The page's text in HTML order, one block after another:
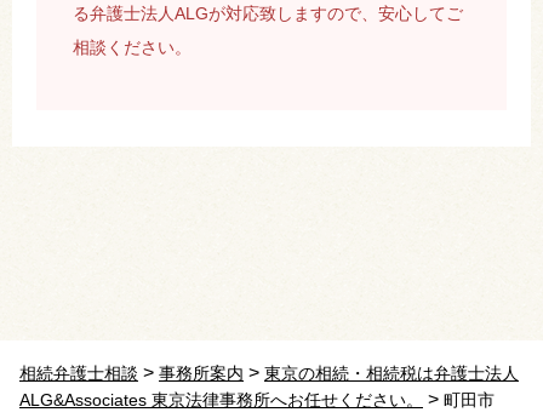
る弁護士法人ALGが対応致しますので、安心してご
相談ください。
相続弁護士相談 > 事務所案内 > 東京の相続・相続税は弁護士法人
ALG&Associates 東京法律事務所へお任せください。
> 町田市